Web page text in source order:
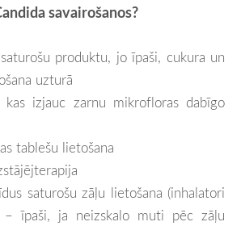
savairošanos?
produktu, jo īpaši, cukura un
uzturā
kas izjauc zarnu mikrofloras dabīgo
tablešu lietošana
saturošu zāļu lietošana (inhalatori
– īpaši, ja neizskalo muti pēc zāļu